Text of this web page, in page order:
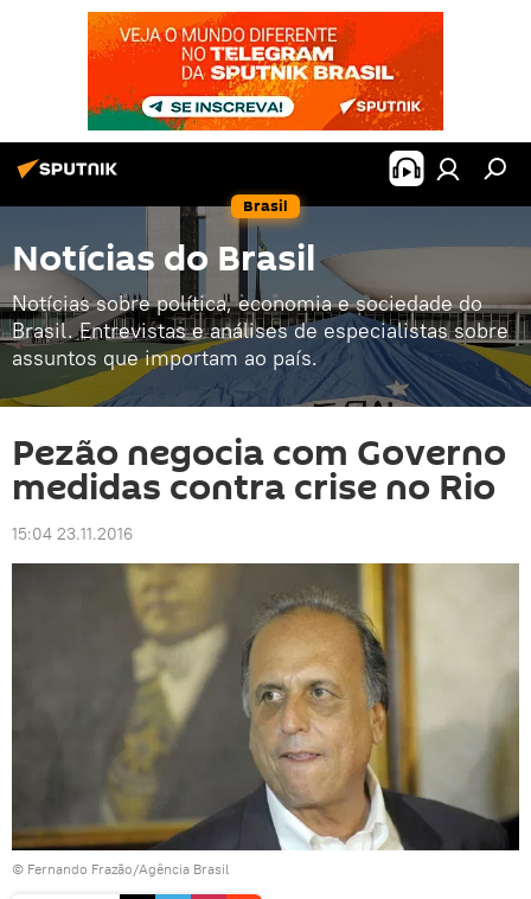
Brasil
Notícias do Brasil
Notícias sobre política, economia e sociedade do
Brasil. Entrevistas e análises de especialistas sobre
assuntos que importam ao país.
Pezão negocia com Governo
medidas contra crise no Rio
15:04 23.11.2016
© Fernando Frazão/Agência Brasil